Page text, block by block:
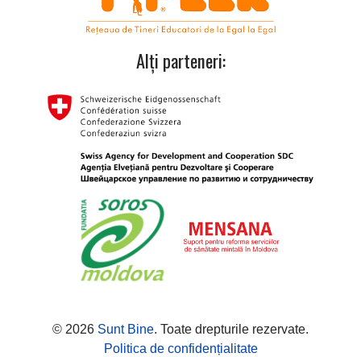
Alți parteneri:
© 2026 Sunt Bine. Toate drepturile rezervate.
Politica de confidențialitate